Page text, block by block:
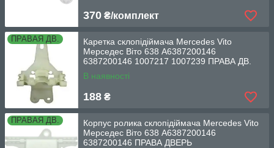
370 ₴/комплект
ПРАВАЯ ДВ.
Каретка склопідіймача Mercedes Vito
Мерседес Віто 638 A6387200146
6387200146 1007217 1007239 ПРАВА ДВ.
В наявності
188 ₴
ПРАВАЯ ДВ.
Корпус ролика склопідіймача Mercedes Vito
Мерседес Віто 638 A6387200146
6387200146 ПРАВА ДВЕРЬ